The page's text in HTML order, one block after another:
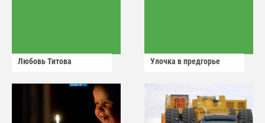
Любовь Титова Улочка в предгорье